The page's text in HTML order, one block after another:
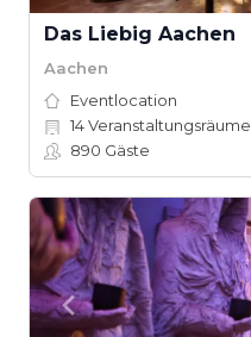
Das Liebig Aachen
Aachen
Eventlocation
14Veranstaltungsräume
890 Gäste